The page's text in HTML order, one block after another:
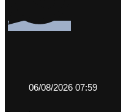
06/08/2026 07:59